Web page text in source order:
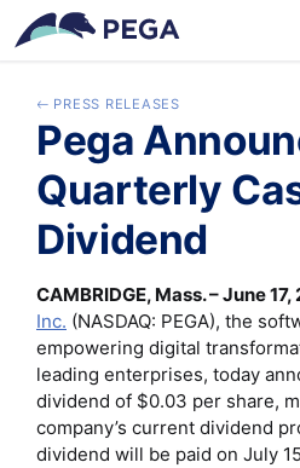
メインコンテンツに飛ぶ
PRESS RELEASES
Pega
Quarterly
Dividend
CAMBRIDGE, Mass. – June 17,
Inc. (NASDAQ: PEGA), the
empowering digital
leading enterprises, today
dividend of $0.03 per share,
company’s current dividend
dividend will be paid on July